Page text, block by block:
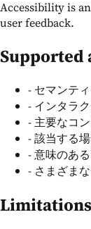
Accessibility is
user feedback.
Supported
- セマンテ
- インタラ
- 主要なコ
-該当する
-意味のあ
- さまざま